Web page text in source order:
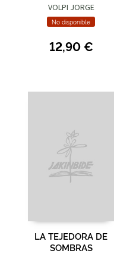
VOLPI JORGE
No disponible
12,90 €
LA TEJEDORA DE
SOMBRAS